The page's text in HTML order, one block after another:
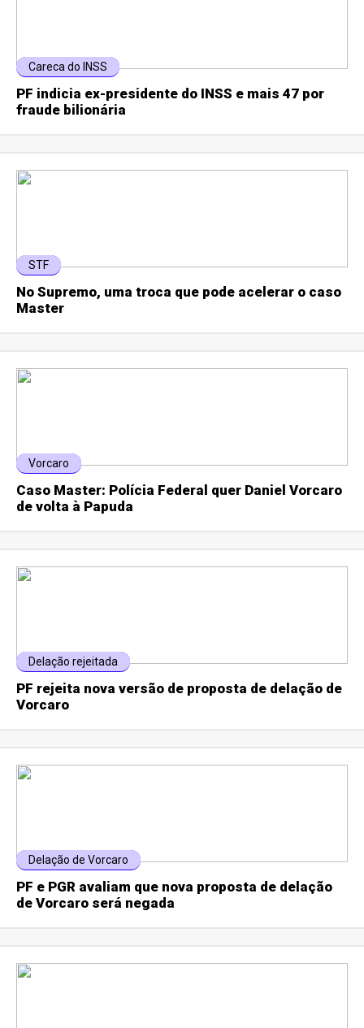
Careca do INSS
PF indicia ex-presidente do INSS e mais 47 por
fraude bilionária
STF
No Supremo, uma troca que pode acelerar o caso
Master
Vorcaro
Caso Master: Polícia Federal quer Daniel Vorcaro
de volta à Papuda
Delação rejeitada
PF rejeita nova versão de proposta de delação de
Vorcaro
Delação de Vorcaro
PF e PGR avaliam que nova proposta de delação
de Vorcaro será negada